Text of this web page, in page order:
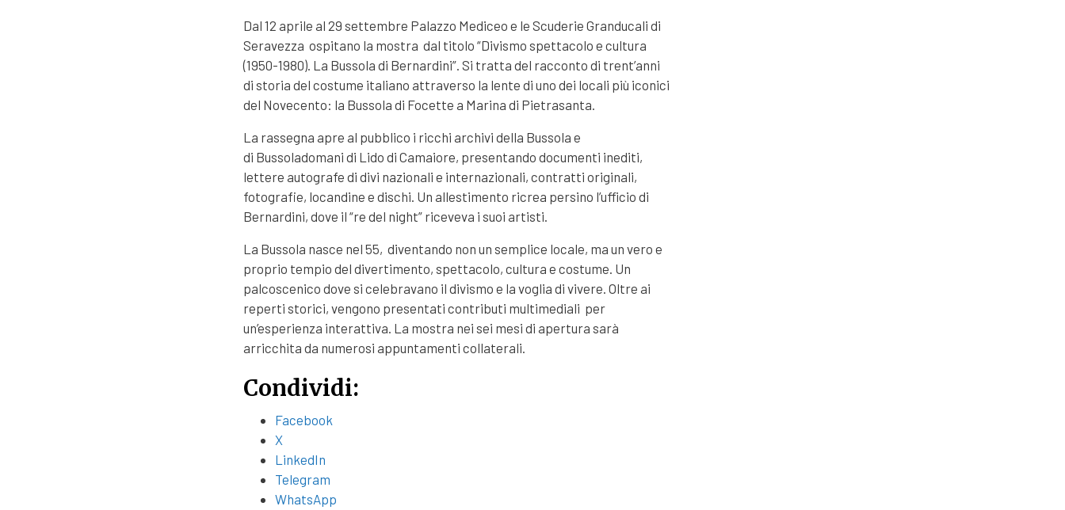
Dal 12 aprile al 29 settembre Palazzo Mediceo e le Scuderie Granducali di
Seravezza ospitano la mostra dal titolo “Divismo spettacolo e cultura
(1950-1980). La Bussola di Bernardini”. Si tratta del racconto di trent’anni
di storia del costume italiano attraverso la lente di uno dei locali più iconici
del Novecento: la Bussola di Focette a Marina di Pietrasanta.
La rassegna apre al pubblico i ricchi archivi della Bussola e
di Bussoladomani di Lido di Camaiore, presentando documenti inediti,
lettere autografe di divi nazionali e internazionali, contratti originali,
fotografie, locandine e dischi. Un allestimento ricrea persino l’ufficio di
Bernardini, dove il “re del night” riceveva i suoi artisti.
La Bussola nasce nel 55, diventando non un semplice locale, ma un vero e
proprio tempio del divertimento, spettacolo, cultura e costume. Un
palcoscenico dove si celebravano il divismo e la voglia di vivere. Oltre ai
reperti storici, vengono presentati contributi multimediali per
un’esperienza interattiva. La mostra nei sei mesi di apertura sarà
arricchita da numerosi appuntamenti collaterali.
Condividi:
Facebook
X
LinkedIn
Telegram
WhatsApp